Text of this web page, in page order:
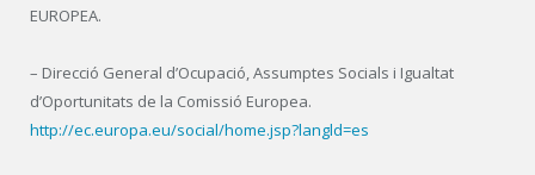
EUROPEA.
– Direcció General d’Ocupació, Assumptes Socials i Igualtat
d’Oportunitats de la Comissió Europea.
http://ec.europa.eu/social/home.jsp?langld=es